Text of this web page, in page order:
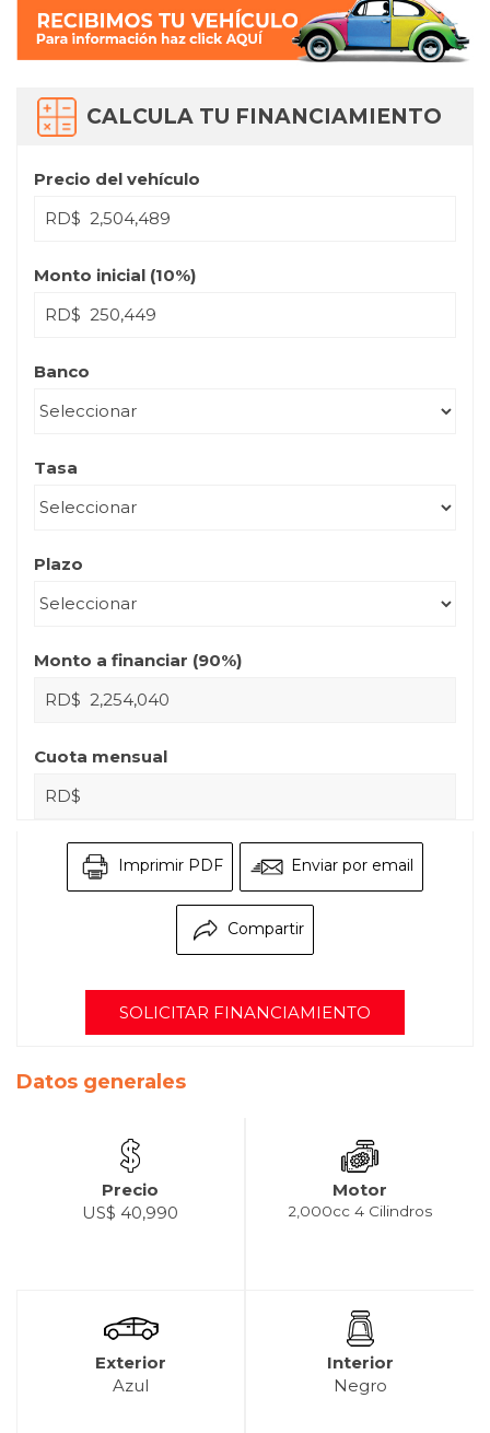
CALCULA TU FINANCIAMIENTO
Precio del vehículo
RD$
Monto inicial (10%)
RD$
Banco
Tasa
Plazo
Monto a financiar (90%)
RD$
Cuota mensual
RD$
Imprimir PDF Enviar por email
Compartir
SOLICITAR FINANCIAMIENTO
Datos generales
Precio
US$ 40,990
Motor
2,000cc 4 Cilindros
Exterior
Azul
Interior
Negro